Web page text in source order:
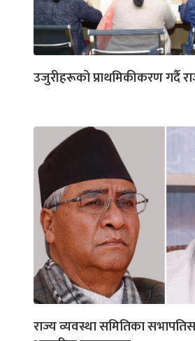
उजुरीहरूको प्राथमिकीकरण गर्दै
राज्य व्यवस्था समितिका